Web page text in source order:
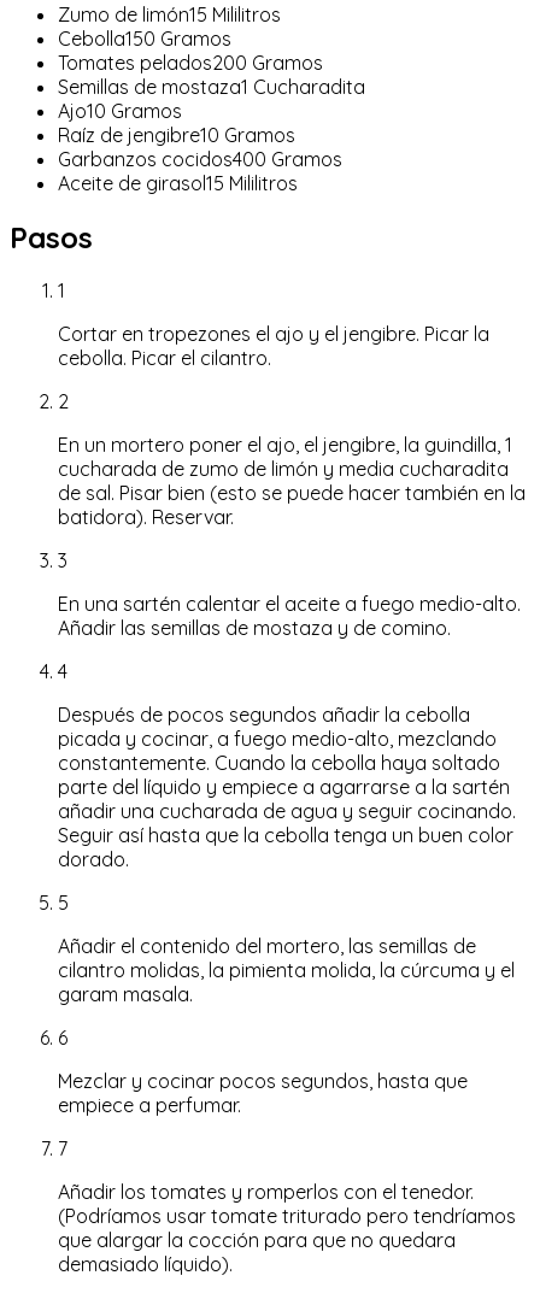
Zumo de limón15 Mililitros
Cebolla150 Gramos
Tomates pelados200 Gramos
Semillas de mostaza1 Cucharadita
Ajo10 Gramos
Raíz de jengibre10 Gramos
Garbanzos cocidos400 Gramos
Aceite de girasol15 Mililitros
Pasos
1
Cortar en tropezones el ajo y el jengibre. Picar la
cebolla. Picar el cilantro.
2
En un mortero poner el ajo, el jengibre, la guindilla, 1
cucharada de zumo de limón y media cucharadita
de sal. Pisar bien (esto se puede hacer también en la
batidora). Reservar.
3
En una sartén calentar el aceite a fuego medio-alto.
Añadir las semillas de mostaza y de comino.
4
Después de pocos segundos añadir la cebolla
picada y cocinar, a fuego medio-alto, mezclando
constantemente. Cuando la cebolla haya soltado
parte del líquido y empiece a agarrarse a la sartén
añadir una cucharada de agua y seguir cocinando.
Seguir así hasta que la cebolla tenga un buen color
dorado.
5
Añadir el contenido del mortero, las semillas de
cilantro molidas, la pimienta molida, la cúrcuma y el
garam masala.
6
Mezclar y cocinar pocos segundos, hasta que
empiece a perfumar.
7
Añadir los tomates y romperlos con el tenedor.
(Podríamos usar tomate triturado pero tendríamos
que alargar la cocción para que no quedara
demasiado líquido).